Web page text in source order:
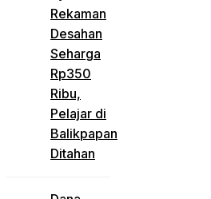
Rekaman
Desahan
Seharga
Rp350
Ribu,
Pelajar di
Balikpapan
Ditahan